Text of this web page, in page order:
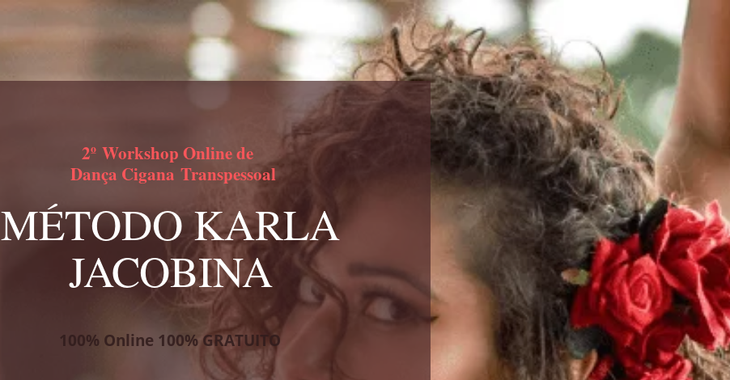
2º Workshop Online de
Dança Cigana Transpessoal
MÉTODO KARLA
JACOBINA
100% Online 100% GRATUITO